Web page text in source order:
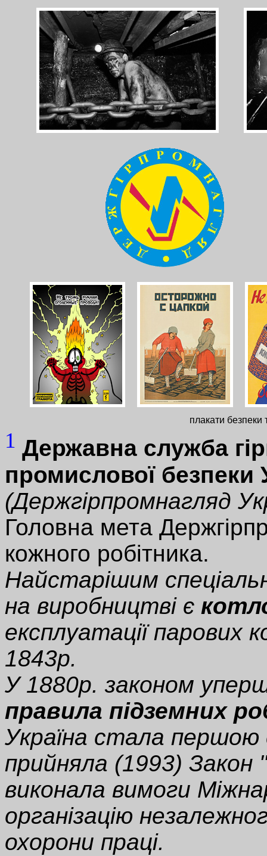
плакати безпеки
1 Державна служба
промислової безпеки
(Держгірпромнагляд
Головна мета
кожного робітника.
Найстарішим
на виробництві є
експлуатації парових
1843р.
У 1880р. законом
правила підземних
Україна стала
прийняла (1993) Закон
виконала вимоги
організацію
охорони праці.